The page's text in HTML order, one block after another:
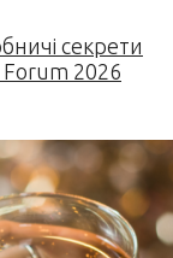
секрети
Forum 2026